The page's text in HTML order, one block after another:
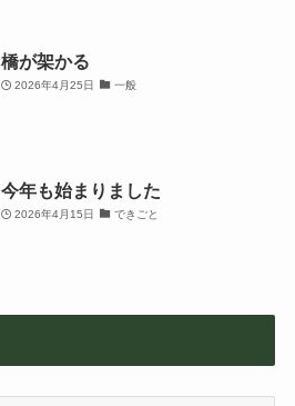
橋が架かる
2026年4月25日 一般
今年も始まりました
2026年4月15日 できごと